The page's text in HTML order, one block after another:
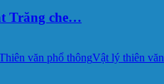
Trăng che…
văn phổ thôngVật lý thiên văn